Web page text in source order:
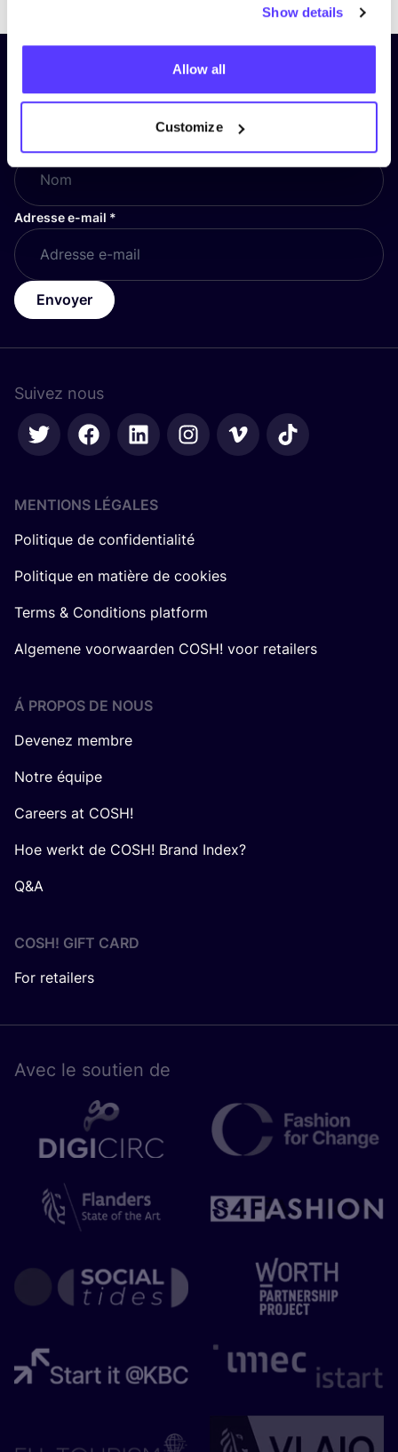
Show details
Allow all
Customize
Inscrivez-vous à notre lettre
d’information et restez informé !
Adresse e-mail *
Envoyer
Suivez nous
MENTIONS LÉGALES
Politique de confidentialité
Politique en matière de cookies
Terms & Conditions platform
Algemene voorwaarden COSH! voor retailers
Á PROPOS DE NOUS
Devenez membre
Notre équipe
Careers at COSH!
Hoe werkt de COSH! Brand Index?
Q&A
COSH! GIFT CARD
For retailers
Avec le sou­tien de